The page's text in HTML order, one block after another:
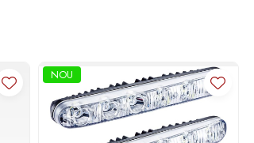
NOU